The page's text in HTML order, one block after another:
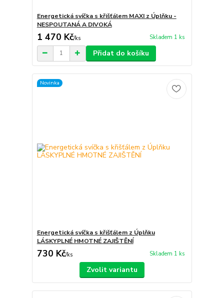
Energetická svíčka s křišťálem MAXI z Úplňku -
NESPOUTANÁ A DIVOKÁ
1 470 Kč/ks Skladem 1 ks
Přidat do košíku
Novinka
Energetická svíčka s křišťálem z Úplňku
LÁSKYPLNÉ HMOTNÉ ZAJIŠTĚNÍ
730 Kč/ks Skladem 1 ks
Zvolit variantu